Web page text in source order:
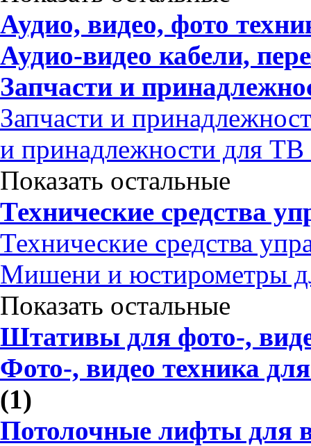
Аудио, видео, фото
Аудио-видео кабели,
Запчасти и
Запчасти и
и принадлежности для
Показать остальные
Технические средства
Технические средства
Мишени и юстирометры
Показать остальные
Штативы для фото-,
Фото-, видео техника
(1)
Потолочные лифты для